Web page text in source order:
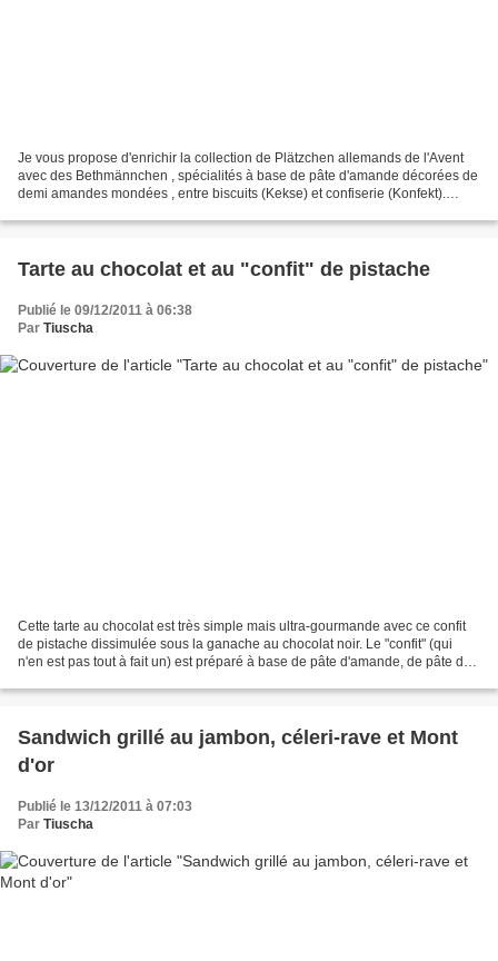
Je vous propose d'enrichir la collection de Plätzchen allemands de l'Avent
avec des Bethmännchen , spécialités à base de pâte d'amande décorées de
demi amandes mondées , entre biscuits (Kekse) et confiserie (Konfekt).
Tarte au chocolat et au "confit" de pistache
Publié le 09/12/2011 à 06:38
Par Tiuscha
Cette tarte au chocolat est très simple mais ultra-gourmande avec ce confit
de pistache dissimulée sous la ganache au chocolat noir. Le "confit" (qui
n'en est pas tout à fait un) est préparé à base de pâte d'amande, de pâte de
Sandwich grillé au jambon, céleri-rave et Mont
d'or
Publié le 13/12/2011 à 07:03
Par Tiuscha